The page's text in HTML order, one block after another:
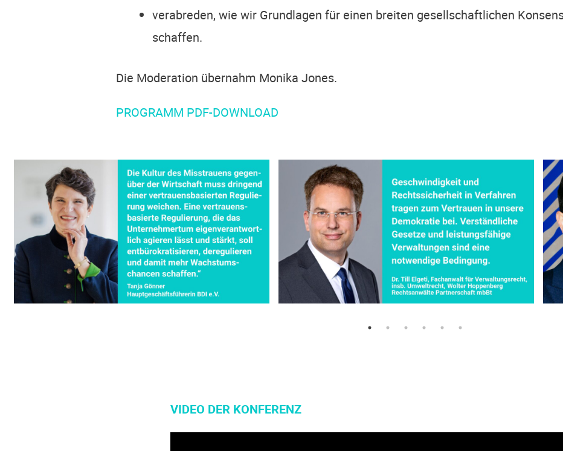
ver­ab­re­den, wie wir Grund­la­gen für einen brei­ten gesell­schaft­li­chen
schaffen.
Die Mode­ra­ti­on über­nahm Moni­ka Jones.
PRO­GRAMM PDF-DOWNLOAD
VIDEO DER KONFERENZ